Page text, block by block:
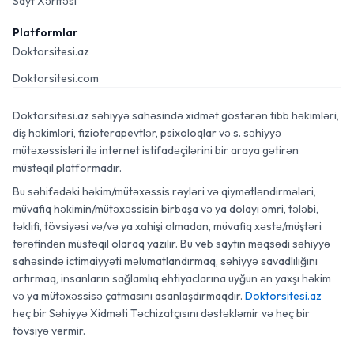
Platformlar
Doktorsitesi.az
Doktorsitesi.com
Doktorsitesi.az səhiyyə sahəsində xidmət göstərən tibb həkimləri,
diş həkimləri, fizioterapevtlər, psixoloqlar və s. səhiyyə
mütəxəssisləri ilə internet istifadəçilərini bir araya gətirən
müstəqil platformadır.
Bu səhifədəki həkim/mütəxəssis rəyləri və qiymətləndirmələri,
müvafiq həkimin/mütəxəssisin birbaşa və ya dolayı əmri, tələbi,
təklifi, tövsiyəsi və/və ya xahişi olmadan, müvafiq xəstə/müştəri
tərəfindən müstəqil olaraq yazılır. Bu veb saytın məqsədi səhiyyə
sahəsində ictimaiyyəti məlumatlandırmaq, səhiyyə savadlılığını
artırmaq, insanların sağlamlıq ehtiyaclarına uyğun ən yaxşı həkim
və ya mütəxəssisə çatmasını asanlaşdırmaqdır. Doktorsitesi.az
heç bir Səhiyyə Xidməti Təchizatçısını dəstəkləmir və heç bir
tövsiyə vermir.